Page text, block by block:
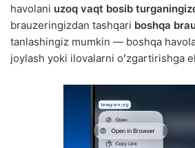
havolani uzoq vaqt bosib
brauzeringizdan tashqari boshqa
tanlashingiz mumkin — boshqa
joylash yoki ilovalarni oʻzgartirishga